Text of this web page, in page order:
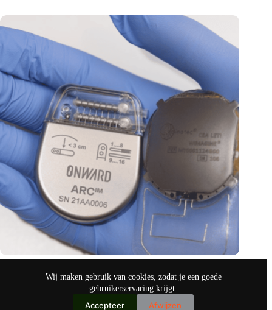
Wij maken gebruik van cookies, zodat je een goede
gebruikerservaring krijgt.
Accepteer Afwijzen
Gedachten besturen verlamde ledematen
okt 19, 2024